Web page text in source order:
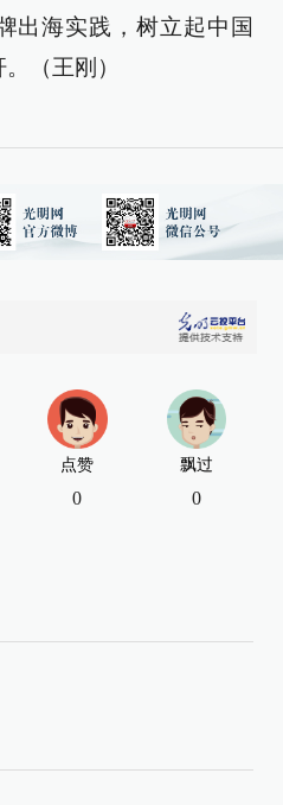
出海实践，树立起中国
（王刚）
点赞
0
飘过
0